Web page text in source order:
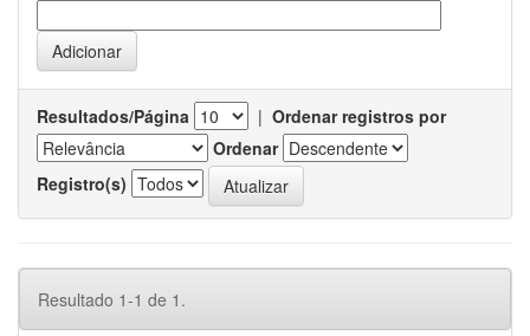
Resultados/Página | Ordenar registros por
Ordenar
Registro(s)
Resultado 1-1 de 1.